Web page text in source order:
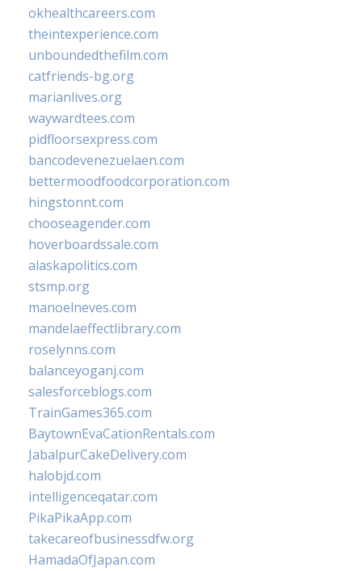
okhealthcareers.com
theintexperience.com
unboundedthefilm.com
catfriends-bg.org
marianlives.org
waywardtees.com
pidfloorsexpress.com
bancodevenezuelaen.com
bettermoodfoodcorporation.com
hingstonnt.com
chooseagender.com
hoverboardssale.com
alaskapolitics.com
stsmp.org
manoelneves.com
mandelaeffectlibrary.com
roselynns.com
balanceyoganj.com
salesforceblogs.com
TrainGames365.com
BaytownEvaCationRentals.com
JabalpurCakeDelivery.com
halobjd.com
intelligenceqatar.com
PikaPikaApp.com
takecareofbusinessdfw.org
HamadaOfJapan.com